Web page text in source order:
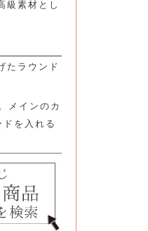
級素材とし
たラウンド
メインのカ
を入れる